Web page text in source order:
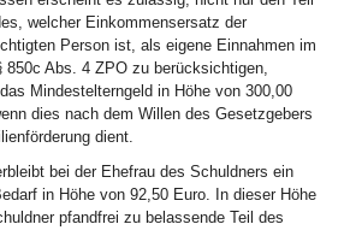
welcher Einkommensersatz der
Person ist, als eigene Einnahmen im
850c Abs. 4 ZPO zu berücksichtigen,
Mindestelterngeld in Höhe von 300,00
dies nach dem Willen des Gesetzgebers
dient.
bei der Ehefrau des Schuldners ein
in Höhe von 92,50 Euro. In dieser Höhe
pfandfrei zu belassende Teil des